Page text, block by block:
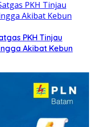
PKH Tinjau
Akibat Kebun